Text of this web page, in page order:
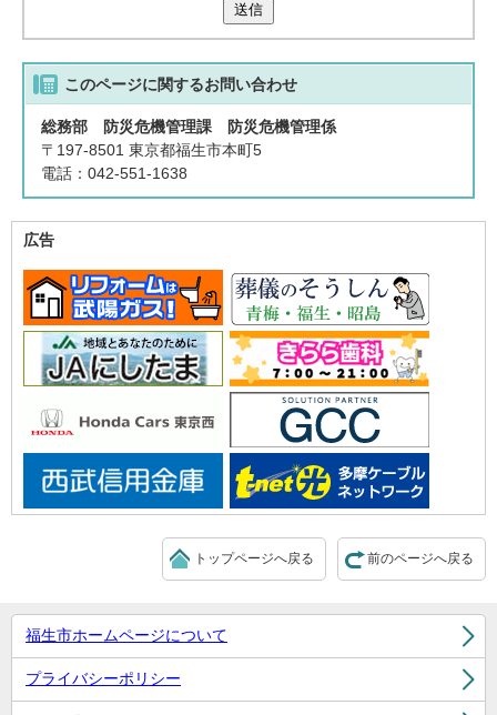
送信
このページに関するお問い合わせ
総務部 防災危機管理課 防災危機管理係
〒197-8501 東京都福生市本町5
電話：042-551-1638
広告
前のページへ戻る
トップページへ戻る
福生市ホームページについて
プライバシーポリシー